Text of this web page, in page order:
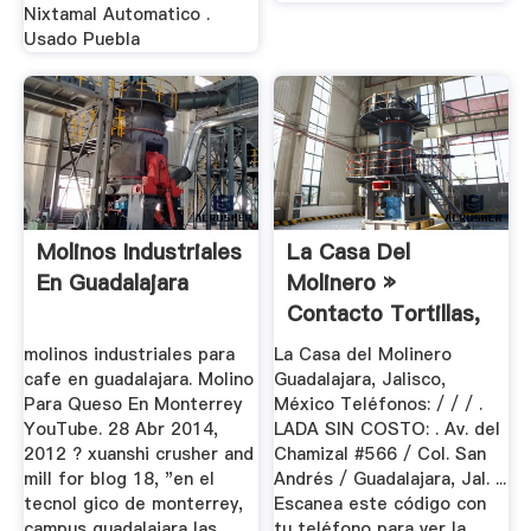
Nixtamal Automatico .
Usado Puebla
Molinos Industriales
En Guadalajara
molinos industriales para
cafe en guadalajara. Molino
Para Queso En Monterrey
YouTube. 28 Abr 2014,
2012 ? xuanshi crusher and
mill for blog 18, "en el
tecnol gico de monterrey,
La Casa Del
Molinero »
Contacto Tortillas,
Maiz, Milpa ...
La Casa del Molinero
Guadalajara, Jalisco,
México Teléfonos: / / / .
LADA SIN COSTO: . Av. del
Chamizal #566 / Col. San
Andrés / Guadalajara, Jal. ...
Escanea este código con